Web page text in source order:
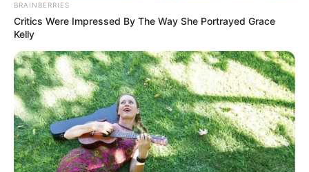
Aunque en Bogotá el clima que predomina es el frío,
razón por la que elplan piscinano es muy popular en la
capital del país, sí quedan cerca muchos municipios de
clima cálido a los que se puede viajar.
Le puede interesar:Échese un chapuzón en piscinas
climatizadas al sur de Bogotá: más barato que cualquier
otro plan
Por esa razón, los fines de semana, y más los puentes
festivos,cientos de miles de ciudadanos de Bogotá
BRAINBERRIES
Critics Were Impressed By The Way She Portrayed Grace
Kelly